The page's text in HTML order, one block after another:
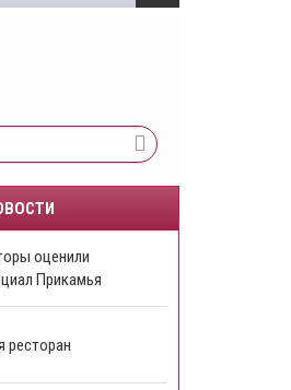
оценили
Прикамья
ресторан